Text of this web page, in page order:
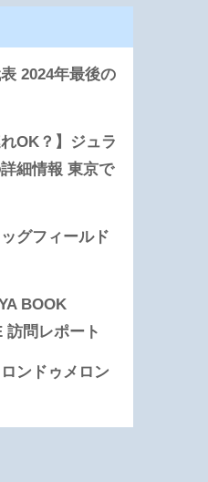
2024年最後の
OK？】ジュラ
細情報 東京で
グフィールド
BOOK
訪問レポート
ンドゥメロン